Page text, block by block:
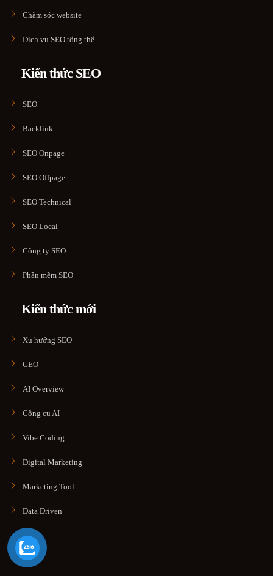
Chăm sóc website
Dịch vụ SEO tổng thể
Kiến thức SEO
SEO
Backlink
SEO Onpage
SEO Offpage
SEO Technical
SEO Local
Công ty SEO
Phần mềm SEO
Kiến thức mới
Xu hướng SEO
GEO
AI Overview
Công cụ AI
Vibe Coding
Digital Marketing
Marketing Tool
Data Driven